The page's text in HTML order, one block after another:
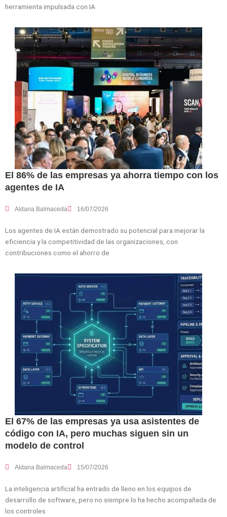
herramienta impulsada con IA
El 86% de las empresas ya ahorra tiempo con los
agentes de IA
Aldana Balmaceda 16/07/2026
Los agentes de IA están demostrado su potencial para mejorar la
eficiencia y la competitividad de las organizaciones, con
contribuciones como el ahorro de
El 67% de las empresas ya usa asistentes de
código con IA, pero muchas siguen sin un
modelo de control
Aldana Balmaceda 15/07/2026
La inteligencia artificial ha entrado de lleno en los equipos de
desarrollo de software, pero no siempre lo ha hecho acompañada de
los controles